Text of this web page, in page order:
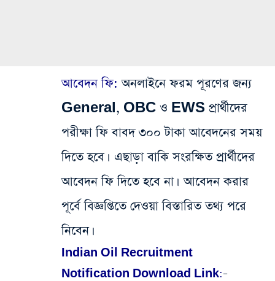
আবেদন ফি: অনলাইনে ফরম‌ পূরণের জন্য
General, OBC ও EWS প্রার্থীদের
পরীক্ষা ফি‌ বাবদ‌ ৩০০ টাকা আবেদনের সময়
দিতে হবে। এছাড়া বাকি সংরক্ষিত প্রার্থীদের
আবেদন ফি‌ দিতে হবে না।আবেদন করার
পূর্বে বিজ্ঞপ্তিতে দেওয়া বিস্তারিত তথ্য পরে
নিবেন।
Indian Oil Recruitment
Notification Download Link:–